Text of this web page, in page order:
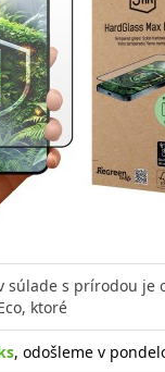
súlade s prírodou je
ktoré
, odošleme v